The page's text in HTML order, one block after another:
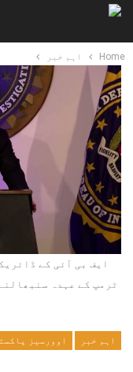
Home اہم خبر
ایف بی آئی کے
ٹرمپ کے عہدہ
اہم خبر اوورسیز